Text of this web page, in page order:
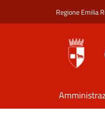
Regione Emilia